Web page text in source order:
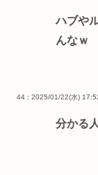
ハブや
んなｗ
44 : 2025/01/22(水)
分かる